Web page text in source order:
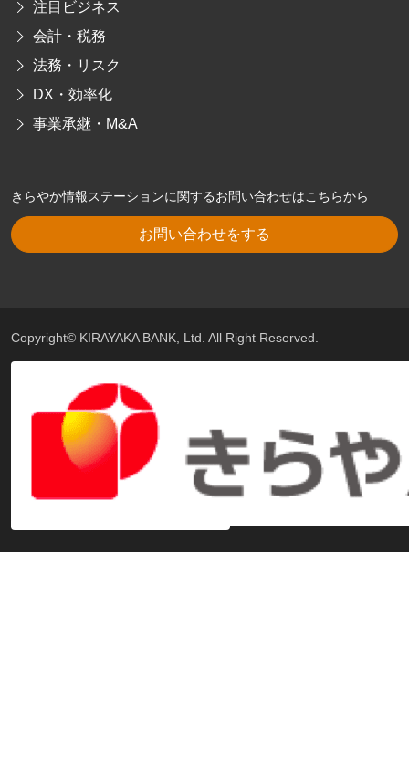
注目ビジネス
会計・税務
法務・リスク
DX・効率化
事業承継・M&A
きらやか情報ステーションに関するお問い合わせはこちらから
お問い合わせをする
Copyright© KIRAYAKA BANK, Ltd. All Right Reserved.